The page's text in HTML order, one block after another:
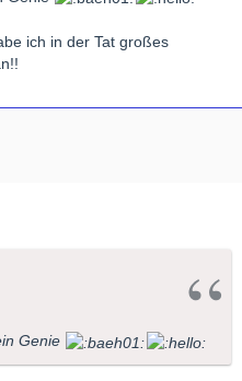
ich in der Tat großes
Genie